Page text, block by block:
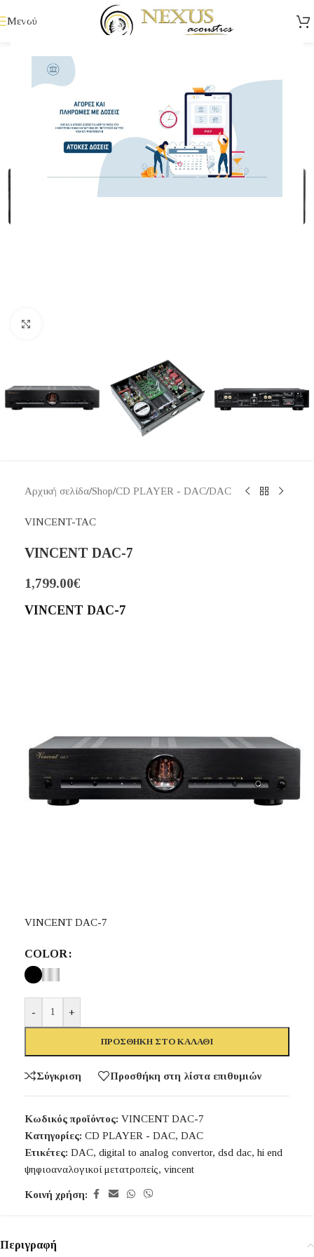
Μενού
Αρχική σελίδα/Shop/CD PLAYER - DAC/DAC
VINCENT-TAC
VINCENT DAC-7
1,799.00€
VINCENT DAC-7
VINCENT DAC-7
COLOR
- +
ΠΡΟΣΘΉΚΗ ΣΤΟ ΚΑΛΆΘΙ
Σύγκριση Προσθήκη στη λίστα επιθυμιών
Κωδικός προϊόντος: VINCENT DAC-7
Κατηγορίες: CD PLAYER - DAC, DAC
Ετικέτες: DAC, digital to analog convertor, dsd dac, hi end
ψηφιοαναλογικοί μετατροπείς, vincent
Κοινή χρήση:
Περιγραφή